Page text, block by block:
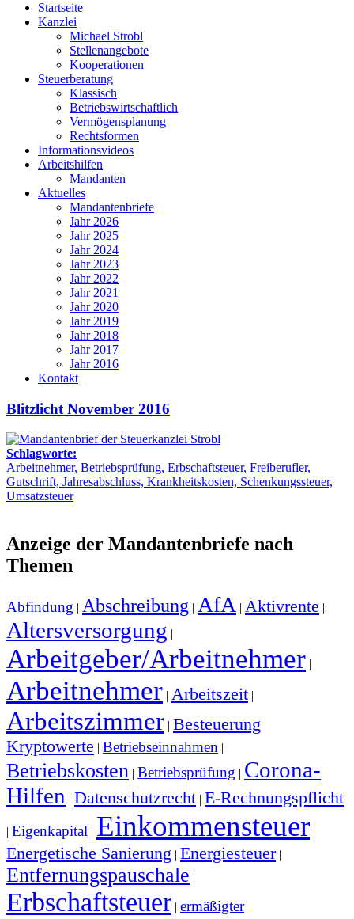
Startseite
Kanzlei
Michael Strobl
Stellenangebote
Kooperationen
Steuerberatung
Klassisch
Betriebswirtschaftlich
Vermögensplanung
Rechtsformen
Informationsvideos
Arbeitshilfen
Mandanten
Aktuelles
Mandantenbriefe
Jahr 2026
Jahr 2025
Jahr 2024
Jahr 2023
Jahr 2022
Jahr 2021
Jahr 2020
Jahr 2019
Jahr 2018
Jahr 2017
Jahr 2016
Kontakt
Blitzlicht November 2016
Schlagworte:
Arbeitnehmer, Betriebsprüfung, Erbschaftsteuer, Freiberufler,
Gutschrift, Jahresabschluss, Krankheitskosten, Schenkungssteuer,
Umsatzsteuer
Anzeige der Mandantenbriefe nach
Themen
Abfindung | Abschreibung | AfA | Aktivrente |
Altersversorgung |
Arbeitgeber/Arbeitnehmer |
Arbeitnehmer | Arbeitszeit |
Arbeitszimmer | Besteuerung
Kryptowerte | Betriebseinnahmen |
Betriebskosten | Betriebsprüfung | Corona-
Hilfen | Datenschutzrecht | E-Rechnungspflicht
| Eigenkapital | Einkommensteuer |
Energetische Sanierung | Energiesteuer|
Entfernungspauschale |
Erbschaftsteuer | ermäßigter